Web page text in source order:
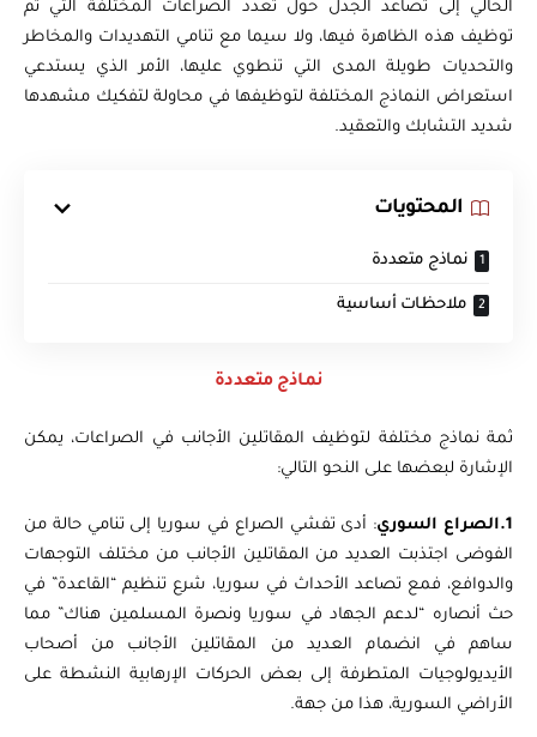
الحالي إلى تصاعد الجدل حول تعدد الصراعات المختلفة التي تم
توظيف هذه الظاهرة فيها، ولا سيما مع تنامي التهديدات والمخاطر
والتحديات طويلة المدى التي تنطوي عليها، الأمر الذي يستدعي
استعراض النماذج المختلفة لتوظيفها في محاولة لتفكيك مشهدها
شديد التشابك والتعقيد.
المحتويات
نماذج متعددة
ملاحظات أساسية
نماذج متعددة
ثمة نماذج مختلفة لتوظيف المقاتلين الأجانب في الصراعات، يمكن
الإشارة لبعضها على النحو التالي:
: أدى تفشي الصراع في سوريا إلى تنامي حالة من
الفوضى اجتذبت العديد من المقاتلين الأجانب من مختلف التوجهات
والدوافع، فمع تصاعد الأحداث في سوريا، شرع تنظيم “القاعدة” في
حث أنصاره “لدعم الجهاد في سوريا ونصرة المسلمين هناك” مما
ساهم في انضمام العديد من المقاتلين الأجانب من أصحاب
الأيديولوجيات المتطرفة إلى بعض الحركات الإرهابية النشطة على
الأراضي السورية، هذا من جهة.